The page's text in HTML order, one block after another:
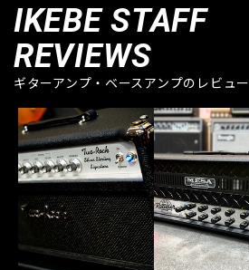
IKEBE STAFF
REVIEWS
ギターアンプ・ベースアンプのレビュー